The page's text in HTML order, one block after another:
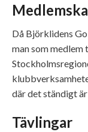
Då Björklidens
man som
där det ständigt
Tävlingar